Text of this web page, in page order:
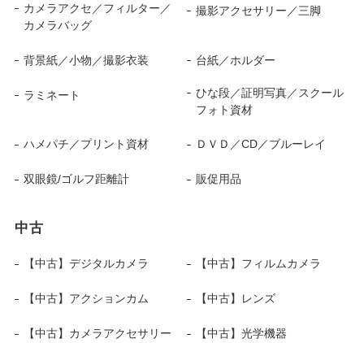
カメラアクセ／フィルター／
カメラバッグ
撮影アクセサリー／三脚
背景紙／小物／撮影衣装 台紙／ホルダー
ラミネート
ひな段／証明写真／スクール
フォト資材
ハメパチ／プリント資材 ＤＶＤ／CD／ブルーレイ
双眼鏡/ゴルフ距離計 販促用品
中古
【中古】デジタルカメラ 【中古】フィルムカメラ
【中古】アクションカム 【中古】レンズ
【中古】カメラアクセサリー 【中古】光学機器